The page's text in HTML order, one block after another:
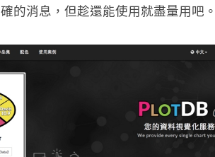
的消息，但趁還能使用就盡量用吧。